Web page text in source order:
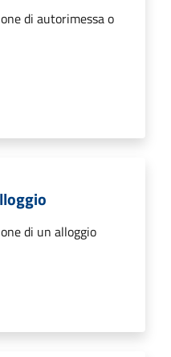
di autorimessa o
di un alloggio